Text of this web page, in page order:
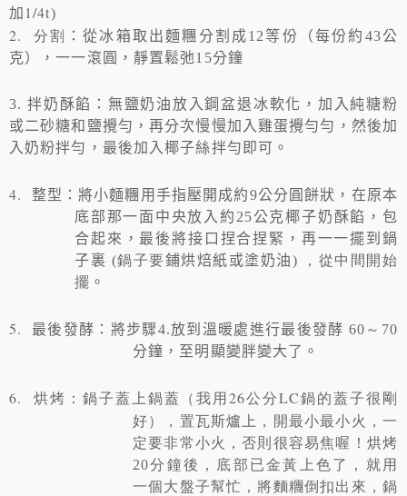
加 1/4t)
2. 分割
：從冰箱取出麵糰分割成12等份（每份約43公
克），一一滾圓，靜置鬆弛15分鐘
3.拌奶酥餡：無鹽奶油放入鋼盆退冰軟化，加入純糖粉
或二砂糖和鹽攪勻，再分次慢慢加入雞蛋攪勻勻，然後加
入奶粉拌勻，最後加入椰子絲拌勻即可。
4.
整型：將小麵糰用手指壓開成約9公分圓餅狀，在原本
底部那一面中央放入約25公克椰子奶酥餡，包
合起來，最後將接口捏合捏緊，再一一擺到鍋
子裏 (鍋子要鋪烘焙紙或塗奶油) ，從中間開始
擺 。
5. 最後發酵：將步驟4.放到溫暖處進行最後發酵 60～70
分鐘，至明顯變胖變大了。
6. 烘烤：鍋子蓋上鍋蓋（我用26公分LC鍋的蓋子很剛
好），置瓦斯爐上 ，開最小最小火，一
定要非常小火，否則很容易焦喔！烘烤
20分鐘後，底部已金黃上色了，就用
一個大盤子幫忙，將麵糰倒扣出來，鍋